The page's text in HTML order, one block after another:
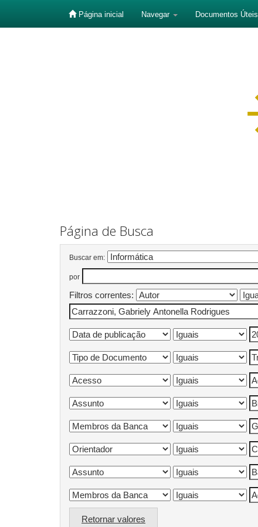
Página inicial Navegar Documentos Úteis
Página de Busca
Buscar em:
por
Filtros correntes:
Retornar valores